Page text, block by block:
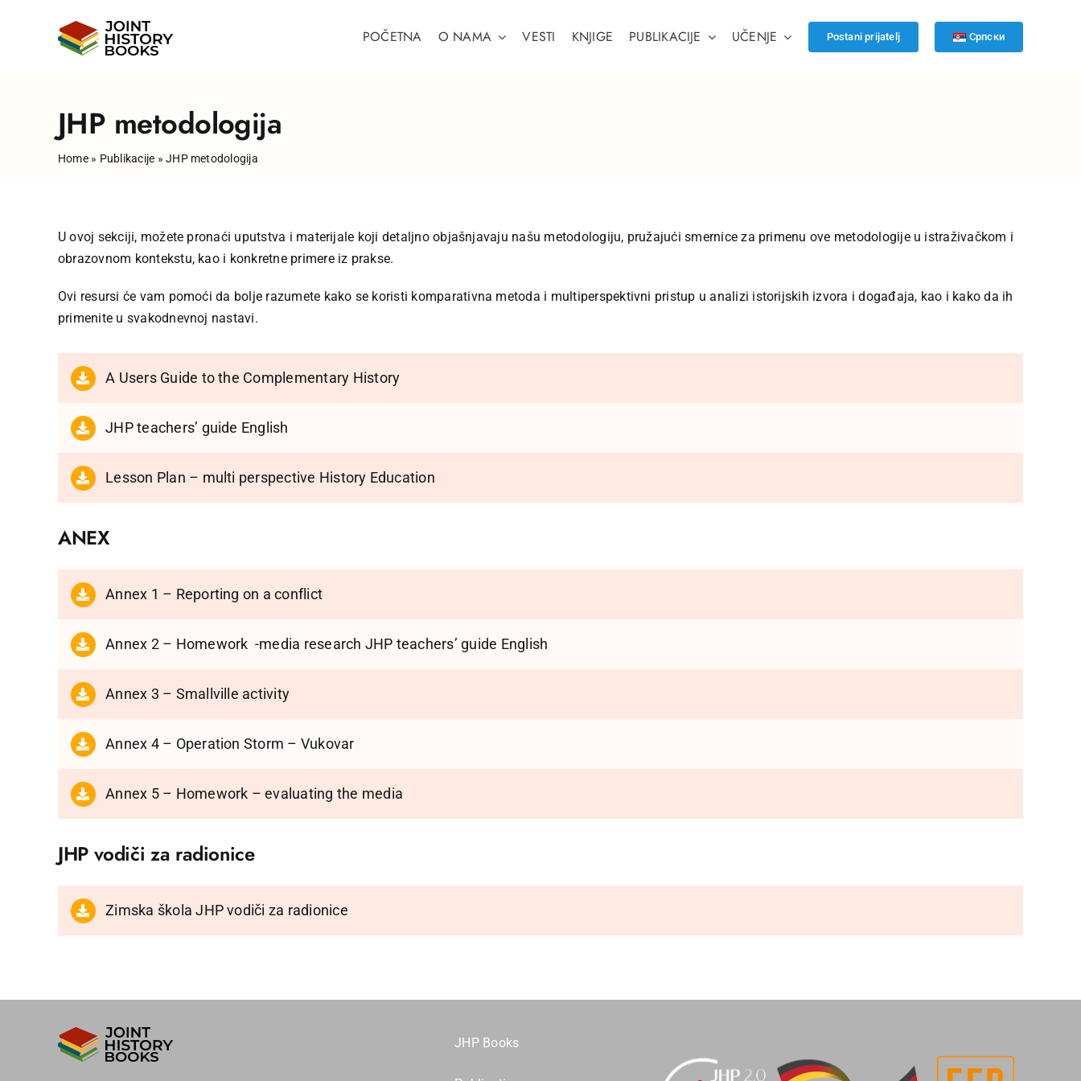
POČETNA O NAMA VESTI KNJIGE PUBLIKACIJE UČENJE Postani prijatelj Српски
JHP metodologija
Home» Publikacije »JHP metodologija
U ovoj sekciji, možete pronaći uputstva i materijale koji detaljno objašnjavaju našu metodologiju, pružajući smernice za primenu ove metodologije u istraživačkom i
obrazovnom kontekstu, kao i konkretne primere iz prakse.
Ovi resursi će vam pomoći da bolje razumete kako se koristi komparativna metoda i multiperspektivni pristup u analizi istorijskih izvora i događaja, kao i kako da ih
primenite u svakodnevnoj nastavi.
A Users Guide to the Complementary History
JHP teachers’ guide English
Lesson Plan – multi perspective History Education
ANEX
Annex 1 – Reporting on a conflict
Annex 2 – Homework -media research JHP teachers’ guide English
Annex 3 – Smallville activity
Annex 4 – Operation Storm – Vukovar
Annex 5 – Homework – evaluating the media
JHP vodiči za radionice
Zimska škola JHP vodiči za radionice
JHP Books